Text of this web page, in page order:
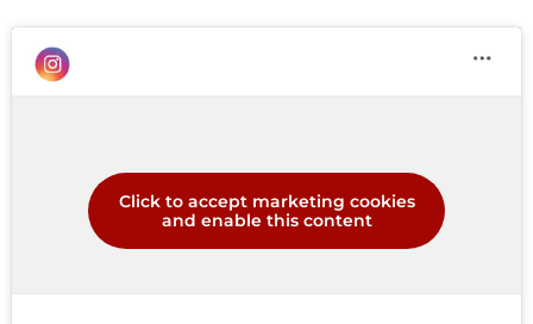
Click to accept marketing cookies
and enable this content